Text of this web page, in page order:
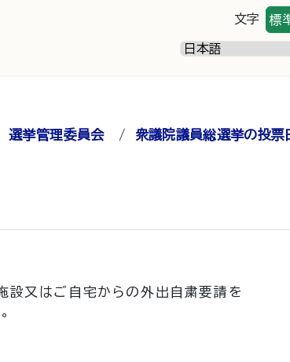
文字 標
選挙管理委員会/ 衆議院議員総選挙の投票
設又はご自宅からの外出自粛要請を